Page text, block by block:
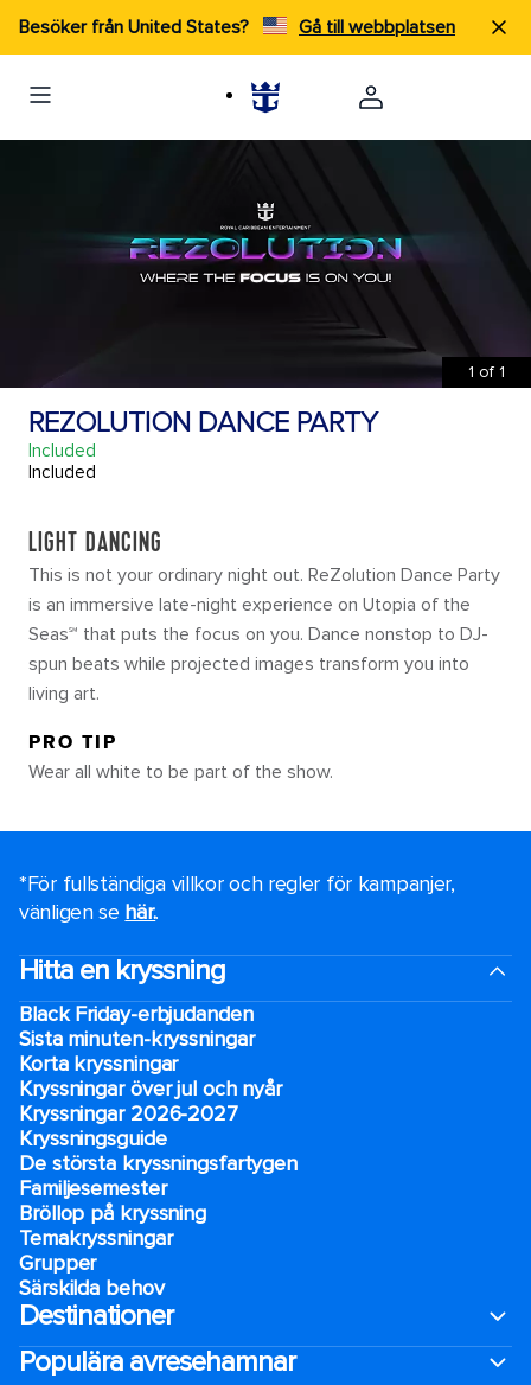
Besöker från United States? Gå till webbplatsen
1 of 1
REZOLUTION DANCE PARTY
Included
Included
LIGHT DANCING
This is not your ordinary night out. ReZolution Dance Party
is an immersive late-night experience on Utopia of the
Seas℠ that puts the focus on you. Dance nonstop to DJ-
spun beats while projected images transform you into
living art.
PRO TIP
Wear all white to be part of the show.
*För fullständiga villkor och regler för kampanjer,
vänligen se här..
Hitta en kryssning
Black Friday-erbjudanden
Sista minuten-kryssningar
Korta kryssningar
Kryssningar över jul och nyår
Kryssningar 2026-2027
Kryssningsguide
De största kryssningsfartygen
Familjesemester
Bröllop på kryssning
Temakryssningar
Grupper
Särskilda behov
Destinationer
Populära avresehamnar